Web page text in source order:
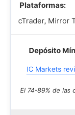
Plataformas:
cTrader, Mirror
Depósito
IC Markets
El 74-89% de las